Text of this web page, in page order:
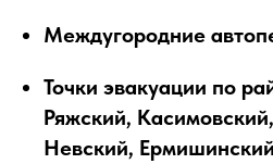
Междугородние
Точки эвакуации по
Ряжский,
Невский,